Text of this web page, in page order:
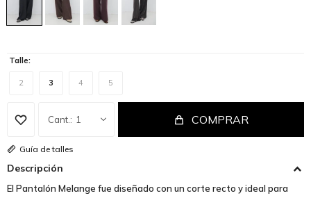
Talle:
2 3 4 5
1 COMPRAR
Guía de talles
Descripción
El Pantalón Melange fue diseñado con un corte recto y ideal para